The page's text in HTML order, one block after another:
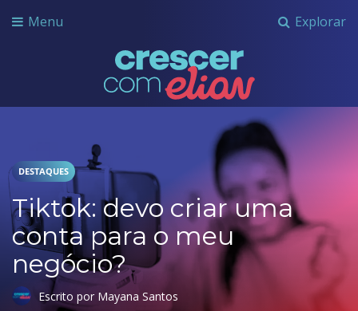
Explorar
Menu
Crescer com Grupo Elian
DESTAQUES
Tiktok: devo criar uma
conta para o meu
negócio?
Escrito por Mayana Santos